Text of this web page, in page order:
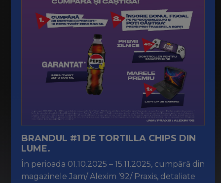
BRANDUL #1 DE TORTILLA CHIPS DIN
LUME.
În perioada 01.10.2025 – 15.11.2025, cumpără din
magazinele Jam/ Alexim ’92/ Praxis, detaliate